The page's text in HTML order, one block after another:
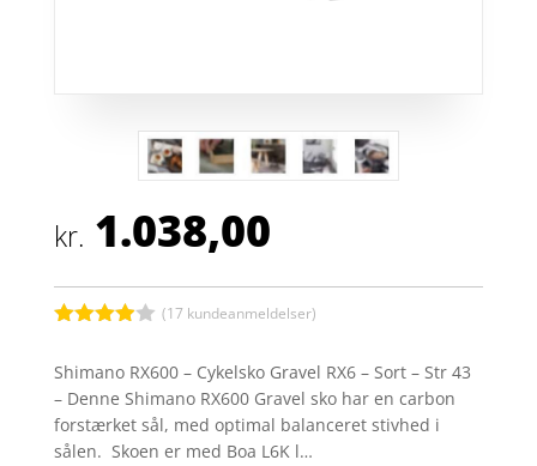
kr. 1.038,00
ud af 5
baseret
på
kundebed
ømmelse
(17 kundeanmeldelser)
Shimano RX600 – Cykelsko Gravel RX6 – Sort – Str 43
– Denne Shimano RX600 Gravel sko har en carbon
forstærket sål, med optimal balanceret stivhed i
sålen. Skoen er med Boa L6K l…